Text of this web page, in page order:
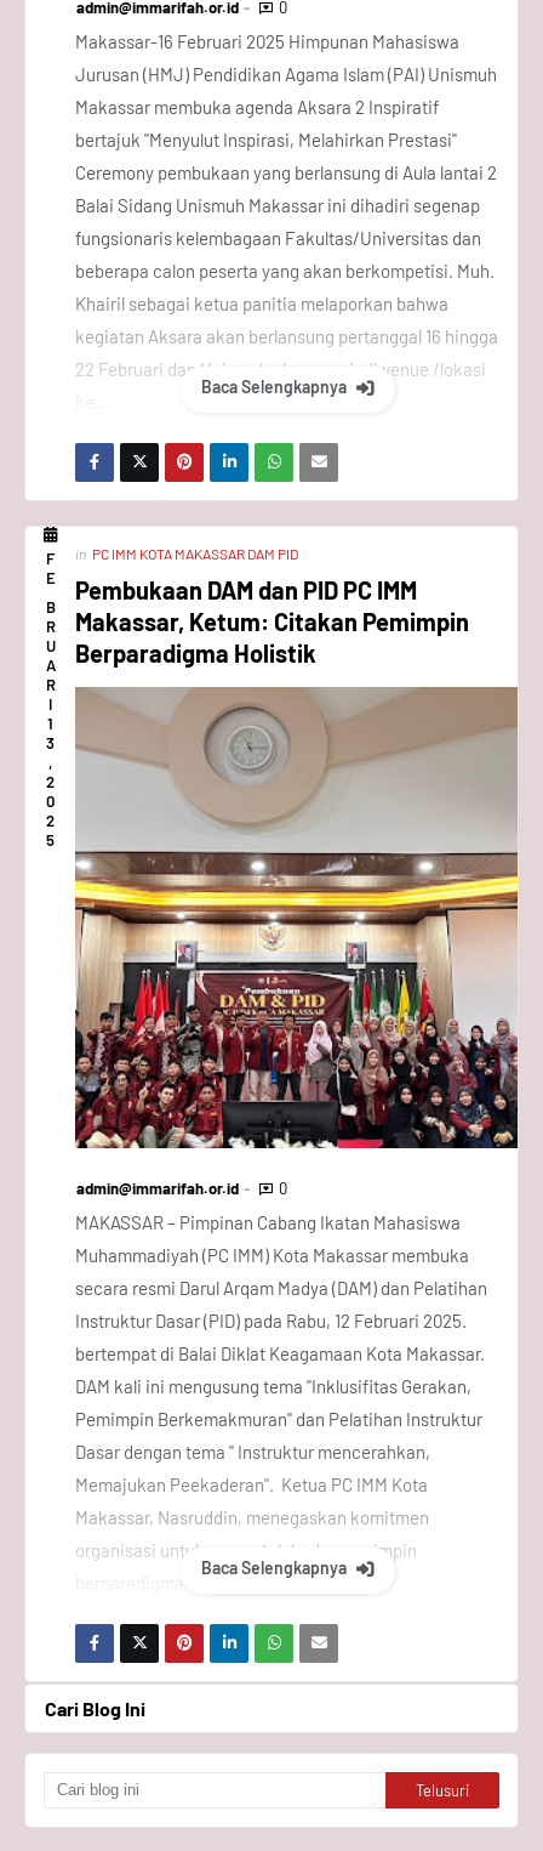
admin@immarifah.or.id 0
Makassar-16 Februari 2025 Himpunan Mahasiswa
Jurusan (HMJ) Pendidikan Agama Islam (PAI) Unismuh
Makassar membuka agenda Aksara 2 Inspiratif
bertajuk "Menyulut Inspirasi, Melahirkan Prestasi"
Ceremony pembukaan yang berlansung di Aula lantai 2
Balai Sidang Unismuh Makassar ini dihadiri segenap
fungsionaris kelembagaan Fakultas/Universitas dan
beberapa calon peserta yang akan berkompetisi. Muh.
Khairil sebagai ketua panitia melaporkan bahwa
kegiatan Aksara akan berlansung pertanggal 16 hingga
22 Februari dan Unismuh akan menjadi venue /lokasi
Baca Selengkapnya
F
E
B
R
U
A
R
I
1
3
,
2
0
2
5
in PC IMM KOTA MAKASSAR DAM PID
Pembukaan DAM dan PID PC IMM
Makassar, Ketum: Citakan Pemimpin
Berparadigma Holistik
admin@immarifah.or.id 0
MAKASSAR – Pimpinan Cabang Ikatan Mahasiswa
Muhammadiyah (PC IMM) Kota Makassar membuka
secara resmi Darul Arqam Madya (DAM) dan Pelatihan
Instruktur Dasar (PID) pada Rabu, 12 Februari 2025.
bertempat di Balai Diklat Keagamaan Kota Makassar.
DAM kali ini mengusung tema "Inklusifitas Gerakan,
Pemimpin Berkemakmuran" dan Pelatihan Instruktur
Dasar dengan tema " Instruktur mencerahkan,
Memajukan Peekaderan". Ketua PC IMM Kota
Makassar, Nasruddin, menegaskan komitmen
organisasi untuk mencetak kader pemimpin
berparadigma holistik yang s…
Baca Selengkapnya
Cari Blog Ini